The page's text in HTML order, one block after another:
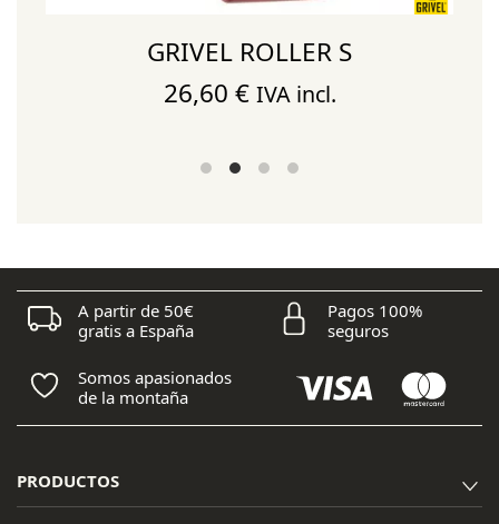
GRIVEL ROLLER S
26,60 € IVA incl.
A partir de 50€
gratis a España
Pagos 100%
seguros
Somos apasionados
de la montaña
PRODUCTOS